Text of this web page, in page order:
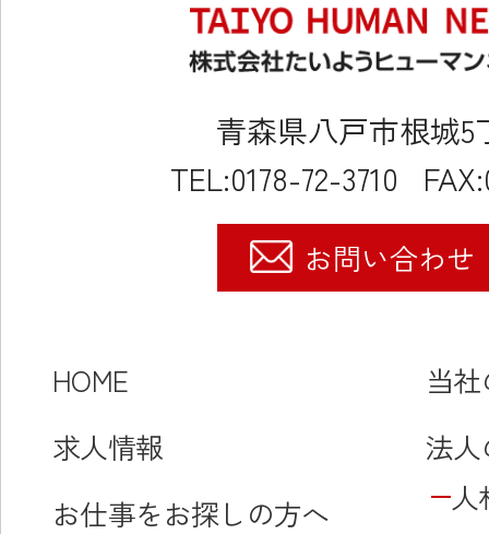
青森県八戸市根城5
TEL:0178-72-3710
お問い合わせ
HOME
求人情報
お仕事をお探しの方へ
当
法